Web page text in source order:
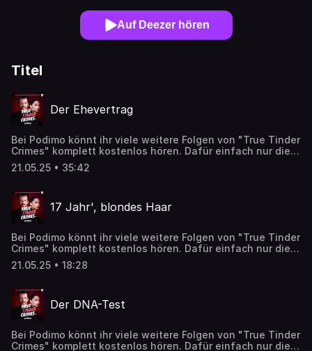
Auf Deezer hören
Titel
Der Ehevertrag
Bei Podimo könnt ihr viele weitere Folgen von "True Tinder
Crimes" komplett kostenlos hören. Dafür einfach nur die
App downloaden. Keine Anmeldung oder Abo notwendig:
https://podimo.de/tinder_podcast Lilly hatte es Julian vor
nie wieder tun. Nie wieder. Doch was er dann - nur ein
Jahr später -erleben muss, zieht ihm den Boden unter den
Füßen komplett weg… „True Tinder Crimes“ ist eine
21.05.25 • 35:42
17 Jahr', blondes Haar
Bei Podimo könnt ihr viele weitere Folgen von "True Tinder
Crimes" komplett kostenlos hören. Dafür einfach nur die
App downloaden. Keine Anmeldung oder Abo notwendig:
https://podimo.de/tinder_podcast 17 Jahr, blondes Haar –
sich Heiner vor dem ersten Date mit Michaela gefreut. Als
er ihr aber die Tür zu seinem Hotelzimmer öffnet, stockt
ihm der Atem… „True Tinder Crimes“ ist eine Produktion
Hörtipp: „Ein Fall für Sophie“ spannend wie True Crime,
aber auch schlau wie ein Wissenspodcast. Alles, was ihr
21.05.25 • 18:28
Der DNA-Test
Bei Podimo könnt ihr viele weitere Folgen von "True Tinder
Crimes" komplett kostenlos hören. Dafür einfach nur die